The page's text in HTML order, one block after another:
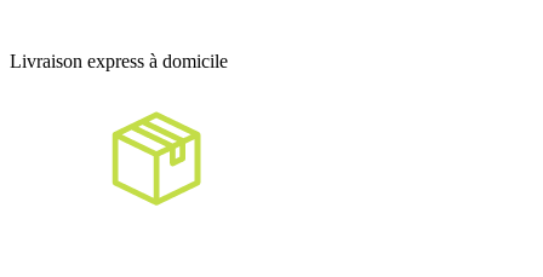
Livraison express à domicile